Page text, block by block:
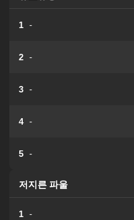
1 -
2 -
3 -
4 -
5 -
저지른 파울
1 -